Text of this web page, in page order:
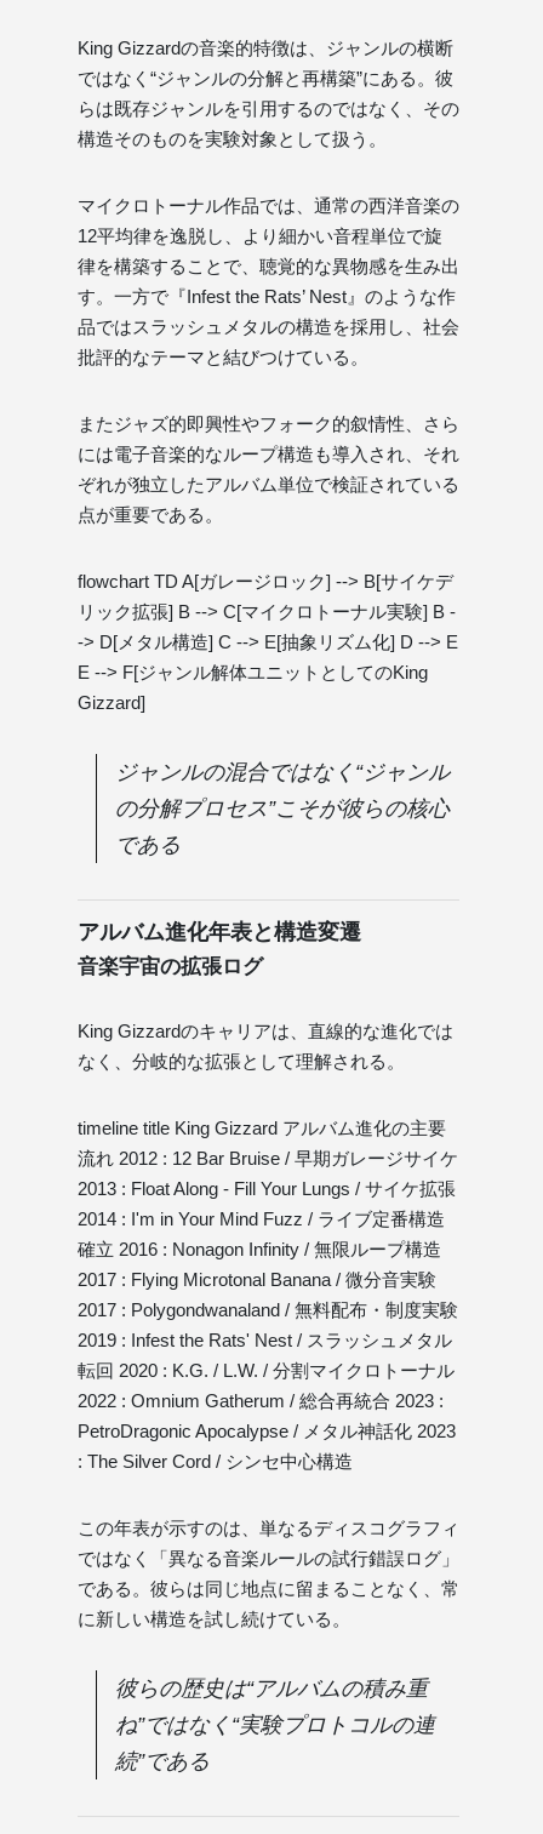
King Gizzardの音楽的特徴は、ジャンルの横断
ではなく“ジャンルの分解と再構築”にある。彼
らは既存ジャンルを引用するのではなく、その
構造そのものを実験対象として扱う。
マイクロトーナル作品では、通常の西洋音楽の
12平均律を逸脱し、より細かい音程単位で旋
律を構築することで、聴覚的な異物感を生み出
す。一方で『Infest the Rats’ Nest』のような作
品ではスラッシュメタルの構造を採用し、社会
批評的なテーマと結びつけている。
またジャズ的即興性やフォーク的叙情性、さら
には電子音楽的なループ構造も導入され、それ
ぞれが独立したアルバム単位で検証されている
点が重要である。
flowchart TD A[ガレージロック] --> B[サイケデ
リック拡張] B --> C[マイクロトーナル実験] B -
-> D[メタル構造] C --> E[抽象リズム化] D --> E
E --> F[ジャンル解体ユニットとしてのKing
Gizzard]
ジャンルの混合ではなく“ジャンル
の分解プロセス”こそが彼らの核心
である
アルバム進化年表と構造変遷
音楽宇宙の拡張ログ
King Gizzardのキャリアは、直線的な進化では
なく、分岐的な拡張として理解される。
timeline title King Gizzard アルバム進化の主要
流れ 2012 : 12 Bar Bruise / 早期ガレージサイケ
2013 : Float Along - Fill Your Lungs / サイケ拡張
2014 : I'm in Your Mind Fuzz / ライブ定番構造
確立 2016 : Nonagon Infinity / 無限ループ構造
2017 : Flying Microtonal Banana / 微分音実験
2017 : Polygondwanaland / 無料配布・制度実験
2019 : Infest the Rats' Nest / スラッシュメタル
転回 2020 : K.G. / L.W. / 分割マイクロトーナル
2022 : Omnium Gatherum / 総合再統合 2023 :
PetroDragonic Apocalypse / メタル神話化 2023
: The Silver Cord / シンセ中心構造
この年表が示すのは、単なるディスコグラフィ
ではなく「異なる音楽ルールの試行錯誤ログ」
である。彼らは同じ地点に留まることなく、常
に新しい構造を試し続けている。
彼らの歴史は“アルバムの積み重
ね”ではなく“実験プロトコルの連
続”である